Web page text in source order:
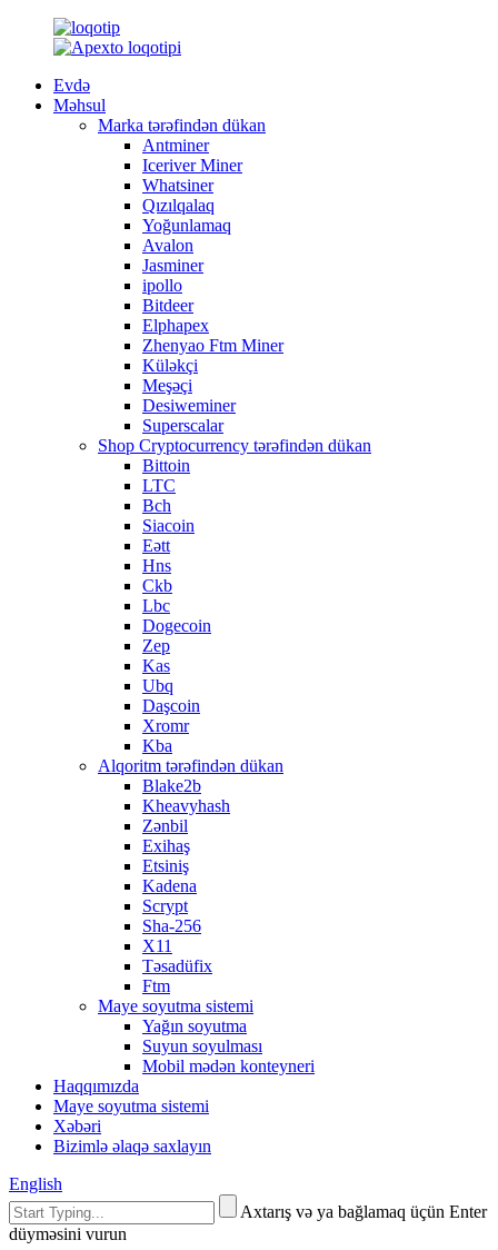
Evdə
Məhsul
Marka tərəfindən dükan
Antminer
Iceriver Miner
Whatsiner
Qızılqalaq
Yoğunlamaq
Avalon
Jasminer
ipollo
Bitdeer
Elphapex
Zhenyao Ftm Miner
Küləkçi
Meşəçi
Desiweminer
Superscalar
Shop Cryptocurrency tərəfindən dükan
Bittoin
LTC
Bch
Siacoin
Eətt
Hns
Ckb
Lbc
Dogecoin
Zep
Kas
Ubq
Daşcoin
Xromr
Kba
Alqoritm tərəfindən dükan
Blake2b
Kheavyhash
Zənbil
Exihaş
Etsiniş
Kadena
Scrypt
Sha-256
X11
Təsadüfix
Ftm
Maye soyutma sistemi
Yağın soyutma
Suyun soyulması
Mobil mədən konteyneri
Haqqımızda
Maye soyutma sistemi
Xəbəri
Bizimlə əlaqə saxlayın
English
Axtarış və ya bağlamaq üçün Enter
düyməsini vurun